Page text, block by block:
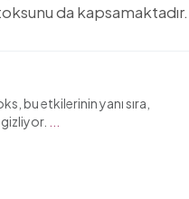
da kapsamaktadır.
bu etkilerinin yanı sıra,